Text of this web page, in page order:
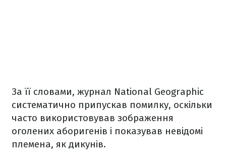
За її словами, журнал National Geographic
систематично припускав помилку, оскільки
часто використовував зображення
оголених аборигенів і показував невідомі
племена, як дикунів.